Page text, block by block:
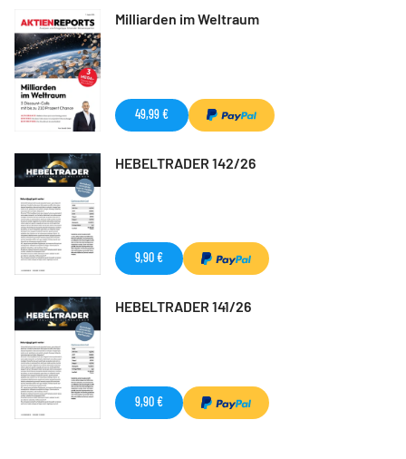
Milliarden im Weltraum
49,99 €
HEBELTRADER 142/26
9,90 €
HEBELTRADER 141/26
9,90 €